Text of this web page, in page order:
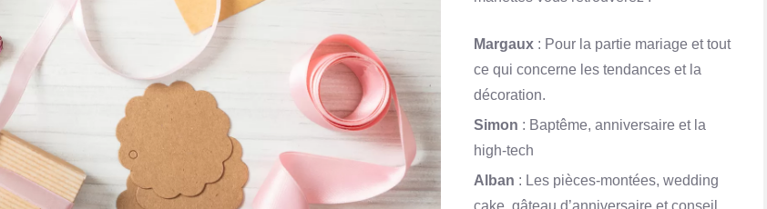
Margaux: Pour la partie mariage et tout
ce qui concerne les tendances et la
décoration.
Simon : Baptême, anniversaire et la
high-tech
Alban : Les pièces-montées, wedding
cake, gâteau d’anniversaire et conseil